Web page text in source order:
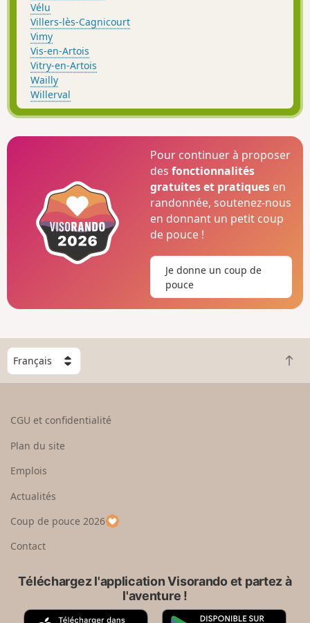
Vélu
Villers-lès-Cagnicourt
Vimy
Vis-en-Artois
Vitry-en-Artois
Wailly
Willerval
Pour continuer à proposer
desfonctionnalités
gratuites et pratiques en
randonnée, soutenez-nous
en donnant un petit coup
de pouce !
Je donne un coup de
pouce
C
h
o
e
u
p
a
R
e
CGU et confidentialité
Plan du site
Emplois
Actualités
Coup de pouce 2026
Contact
Téléchargez l'application Visorando et partez à
l'aventure !
A G